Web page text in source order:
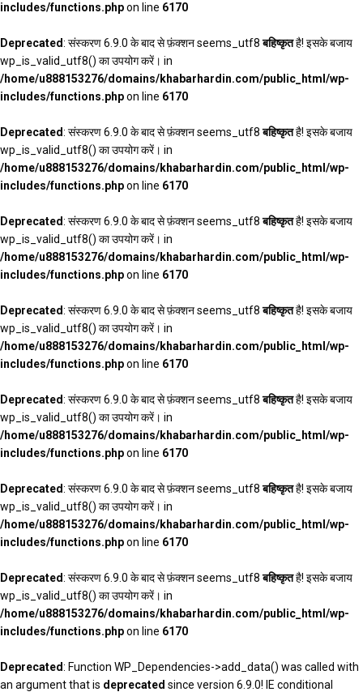
includes/functions.phpon line 6170
Deprecated: संस्करण 6.9.0 के बाद से फ़ंक्शन seems_utf8बहिष्कृतहै! इसके बजाय
wp_is_valid_utf8() का उपयोग करें। in
/home/u888153276/domains/khabarhardin.com/public_html/wp-
includes/functions.phpon line 6170
Deprecated: संस्करण 6.9.0 के बाद से फ़ंक्शन seems_utf8बहिष्कृतहै! इसके बजाय
wp_is_valid_utf8() का उपयोग करें। in
/home/u888153276/domains/khabarhardin.com/public_html/wp-
includes/functions.phpon line 6170
Deprecated: संस्करण 6.9.0 के बाद से फ़ंक्शन seems_utf8बहिष्कृतहै! इसके बजाय
wp_is_valid_utf8() का उपयोग करें। in
/home/u888153276/domains/khabarhardin.com/public_html/wp-
includes/functions.phpon line 6170
Deprecated: संस्करण 6.9.0 के बाद से फ़ंक्शन seems_utf8बहिष्कृतहै! इसके बजाय
wp_is_valid_utf8() का उपयोग करें। in
/home/u888153276/domains/khabarhardin.com/public_html/wp-
includes/functions.phpon line 6170
Deprecated: संस्करण 6.9.0 के बाद से फ़ंक्शन seems_utf8बहिष्कृतहै! इसके बजाय
wp_is_valid_utf8() का उपयोग करें। in
/home/u888153276/domains/khabarhardin.com/public_html/wp-
includes/functions.phpon line 6170
Deprecated: संस्करण 6.9.0 के बाद से फ़ंक्शन seems_utf8बहिष्कृतहै! इसके बजाय
wp_is_valid_utf8() का उपयोग करें। in
/home/u888153276/domains/khabarhardin.com/public_html/wp-
includes/functions.phpon line 6170
Deprecated: संस्करण 6.9.0 के बाद से फ़ंक्शन seems_utf8बहिष्कृतहै! इसके बजाय
wp_is_valid_utf8() का उपयोग करें। in
/home/u888153276/domains/khabarhardin.com/public_html/wp-
includes/functions.phpon line 6170
Deprecated: Function WP_Dependencies->add_data() was called with
an argument that is deprecated since version 6.9.0! IE conditional